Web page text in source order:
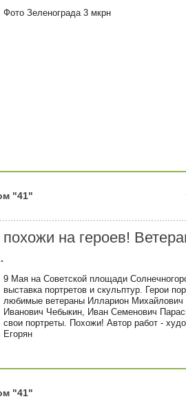
Фото Зеленограда 3 мкрн
"41"
на героев!
9 Мая на Советской площади
выставка портретов и скульптур. Герои
любимые ветераны Илларион
Иванович Чебыкин, Иван Семенович
свои портреты. Похожи! Автор работ -
Егорян
"41"